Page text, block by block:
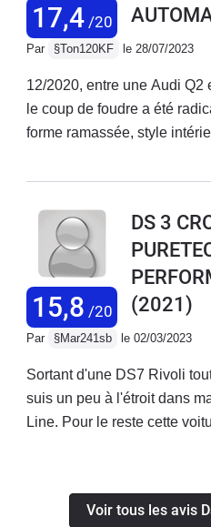
17,4/20
Par §Ton120KF le 28/07/2023
12/2020, entre une Audi Q2
le coup de foudre a été
forme ramassée, style
froide d’autres voitures à
bien ». Après 2,5 ans je la
points de vue ( et j’en ai
aucun problème technique
15,8 /20
DS 3
(2021)
Par §Mar241sb le 02/03/2023
Sortant d'une DS7 Rivoli
suis un peu à l'étroit dans
Line. Pour le reste cette
pour faire le bling-bling au
ville.L'essayer c'est
Voir tous les avis